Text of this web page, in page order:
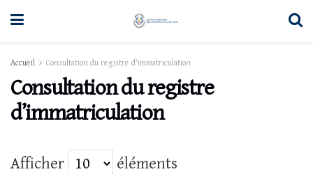
Accueil Consultation du registre d’immatriculation
Consultation du registre
d’immatriculation
Afficher éléments